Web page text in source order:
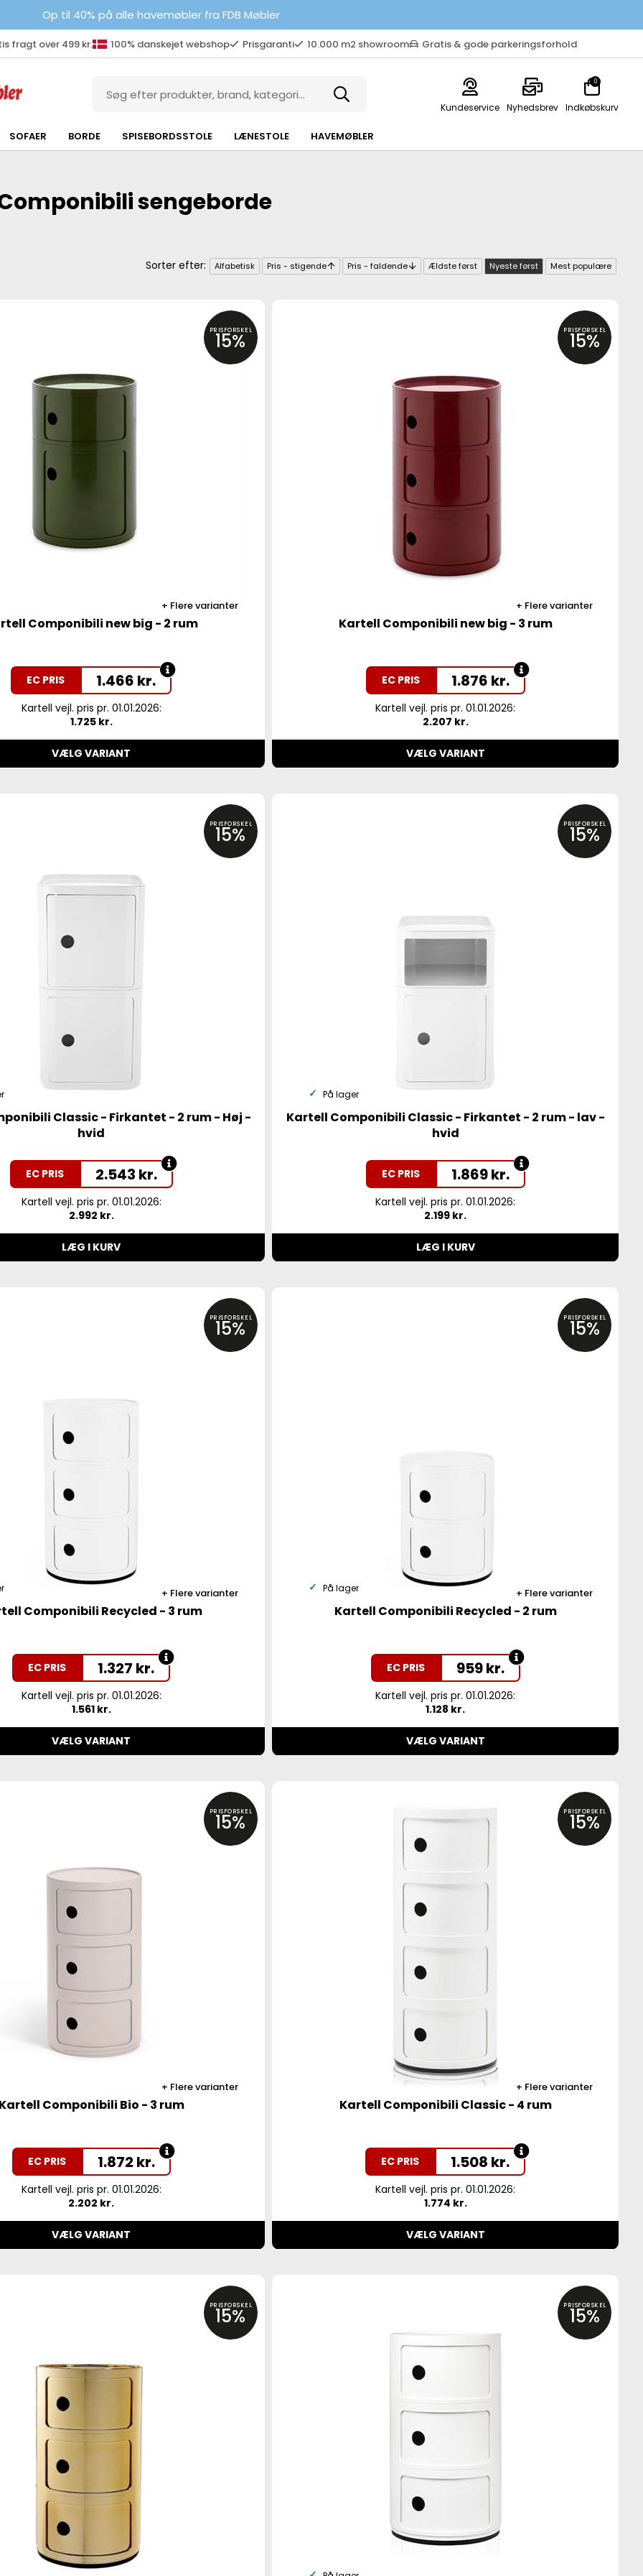
Op til 40% på alle havemøbler fra FDB Møbler
fragt over 499 kr. 100% danskejet webshop Prisgaranti 10.000 m2 showroom Gratis & gode parkeringsforhold
Kundeservice Nyhedsbrev Indkøbskurv
0
SOFAER BORDE SPISEBORDSSTOLE LÆNESTOLE HAVEMØBLER
sengeborde
Alfabetisk Pris - stigende Pris - faldende Ældste først Nyeste først Mest populære
PRISFORSKEL
15%
Flere varianter
Componibili new big - 2 rum
EC PRIS 1.466 kr.
Kartell vejl. pris pr. 01.01.2026:
1.725 kr.
VÆLG VARIANT
PRISFORSKEL
15%
Flere varianter
Kartell Componibili new big - 3 rum
EC PRIS 1.876 kr.
Kartell vejl. pris pr. 01.01.2026:
2.207 kr.
VÆLG VARIANT
PRISFORSKEL
15%
Classic - Firkantet - 2 rum - Høj -
hvid
EC PRIS 2.543 kr.
Kartell vejl. pris pr. 01.01.2026:
2.992 kr.
LÆG I KURV
PRISFORSKEL
15%
På lager
Kartell Componibili Classic - Firkantet - 2 rum - lav -
hvid
EC PRIS 1.869kr.
Kartell vejl. pris pr. 01.01.2026:
2.199 kr.
LÆG I KURV
PRISFORSKEL
15%
Flere varianter
Componibili Recycled - 3 rum
EC PRIS 1.327 kr.
Kartell vejl. pris pr. 01.01.2026:
1.561 kr.
VÆLG VARIANT
PRISFORSKEL
15%
Flere varianter
På lager
Kartell Componibili Recycled - 2 rum
EC PRIS 959kr.
Kartell vejl. pris pr. 01.01.2026:
1.128 kr.
VÆLG VARIANT
PRISFORSKEL
15%
Flere varianter
Componibili Bio - 3 rum
EC PRIS 1.872 kr.
Kartell vejl. pris pr. 01.01.2026:
2.202 kr.
VÆLG VARIANT
PRISFORSKEL
15%
Flere varianter
Kartell Componibili Classic - 4 rum
EC PRIS 1.508 kr.
Kartell vejl. pris pr. 01.01.2026:
1.774 kr.
VÆLG VARIANT
PRISFORSKEL
15% PRISFORSKEL
15%